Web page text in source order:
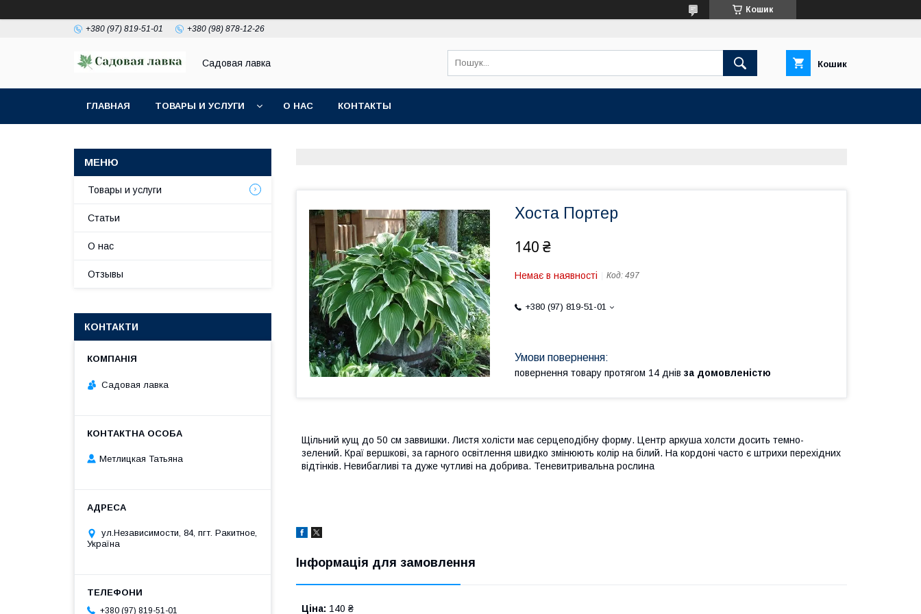
Кошик
+380 (97) 819-51-01 +380 (98) 878-12-26
Садовая лавка Кошик
ГЛАВНАЯ ТОВАРЫ И УСЛУГИ О НАС КОНТАКТЫ
Хоста Портер
140 ₴
Немає в наявності Код: 497
+380 (97) 819-51-01
повернення товару протягом 14 днів за домовленістю
Щільний кущ до 50 см заввишки. Листя холісти має серцеподібну форму. Центр аркуша холсти досить темно-
зелений. Краї вершкові, за гарного освітлення швидко змінюють колір на білий. На кордоні часто є штрихи перехідних
відтінків. Невибагливі та дуже чутливі на добрива. Теневитривальна рослина
Інформація для замовлення
Ціна: 140 ₴
Товары и услуги
Статьи
О нас
Отзывы
КОНТАКТИ
Садовая лавка
Метлицкая Татьяна
ул.Независимости, 84, пгт. Ракитное,
Україна
+380 (97) 819-51-01